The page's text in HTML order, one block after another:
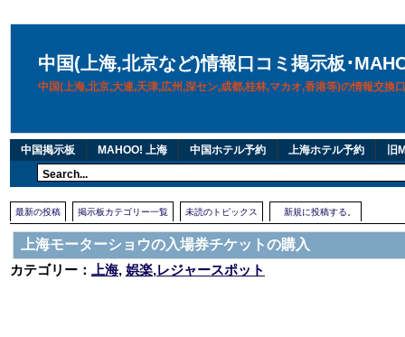
中国(上海,北京など)情報口コミ掲示板･
中国(上海,北京,大連,天津,広州,深セン,成都,桂林,マカオ,香港等)の情報交換
中国掲示板 MAHOO! 上海 中国ホテル予約 上海ホテル予約 旧
最新の投稿 掲示板カテゴリー一覧 未読のトピックス 新規に投稿する。
上海モーターショウの入場券チケットの購入
カテゴリー：
上海, 娯楽,レジャースポット